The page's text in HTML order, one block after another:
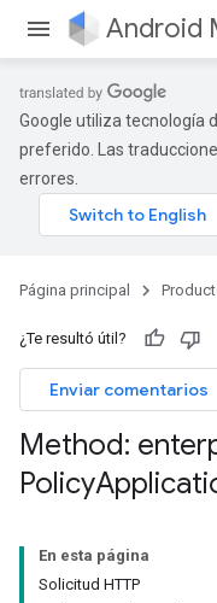
Google utiliza tecnología
preferido. Las
errores.
Página principal
¿Te resultó útil?
Enviar comentarios
Method:
Policy
En esta página
Solicitud HTTP